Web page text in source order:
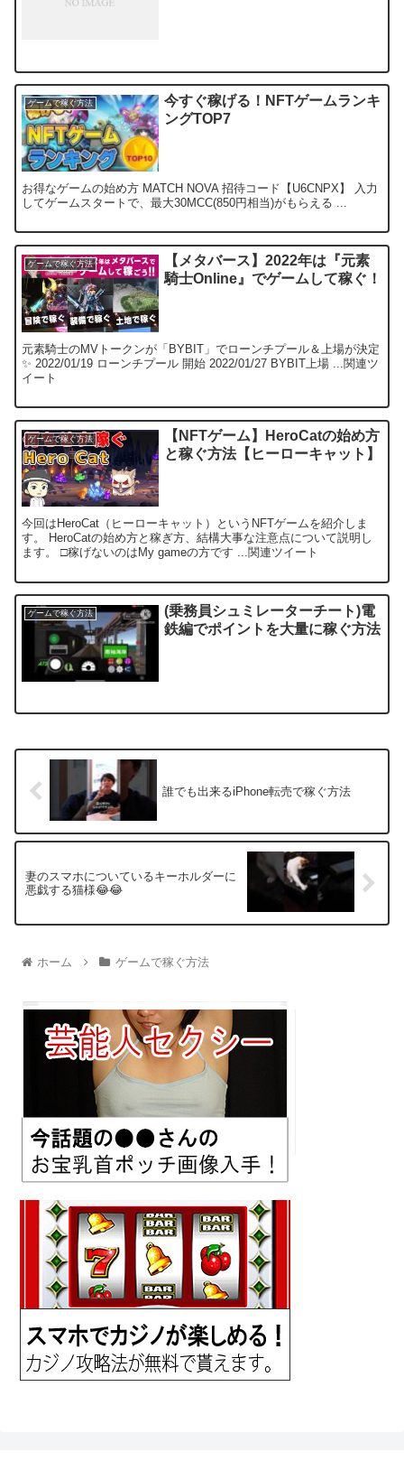
ゲームで稼ぐ方法
今すぐ稼げる！NFTゲームランキ
ングTOP7
お得なゲームの始め方 MATCH NOVA 招待コード【U6CNPX】 入力
してゲームスタートで、最大30MCC(850円相当)がもらえる ...
ゲームで稼ぐ方法
【メタバース】2022年は『元素
騎士Online』でゲームして稼ぐ！
元素騎士のMVトークンが「BYBIT」でローンチプール＆上場が決定
✨ 2022/01/19 ローンチプール 開始 2022/01/27 BYBIT上場 ...関連ツ
イート
ゲームで稼ぐ方法
【NFTゲーム】HeroCatの始め方
と稼ぐ方法【ヒーローキャット】
今回はHeroCat（ヒーローキャット）というNFTゲームを紹介しま
す。 HeroCatの始め方と稼ぎ方、結構大事な注意点について説明し
ます。 □稼げないのはMy gameの方です ...関連ツイート
ゲームで稼ぐ方法
(乗務員シュミレーターチート)電
鉄編でポイントを大量に稼ぐ方法
誰でも出来るiPhone転売で稼ぐ方法
妻のスマホについているキーホルダーに
悪戯する猫様😂😂
ホーム ゲームで稼ぐ方法